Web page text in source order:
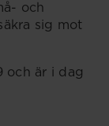
och
sig mot
och är i dag